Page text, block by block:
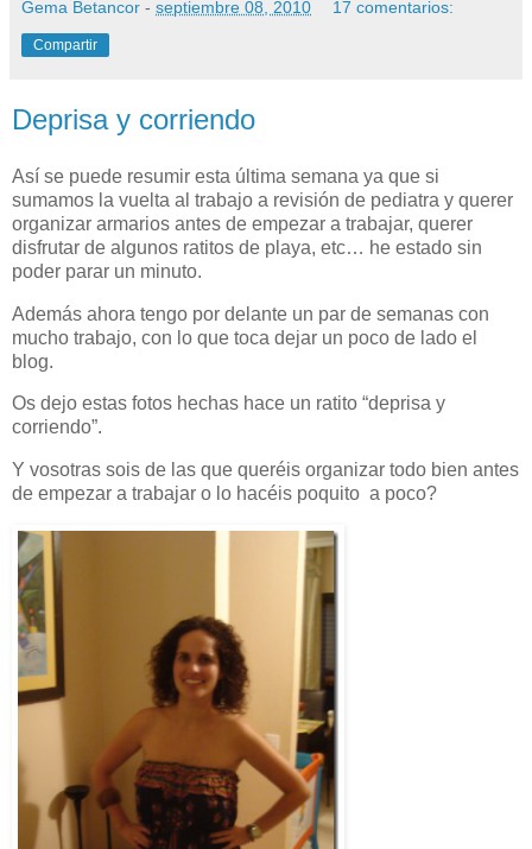
Gema Betancor - septiembre 08, 2010 17 comentarios:
Compartir
Deprisa y corriendo
Así se puede resumir esta última semana ya que si
sumamos la vuelta al trabajo a revisión de pediatra y querer
organizar armarios antes de empezar a trabajar, querer
disfrutar de algunos ratitos de playa, etc… he estado sin
poder parar un minuto.
Además ahora tengo por delante un par de semanas con
mucho trabajo, con lo que toca dejar un poco de lado el
blog.
Os dejo estas fotos hechas hace un ratito “deprisa y
corriendo”.
Y vosotras sois de las que queréis organizar todo bien antes
de empezar a trabajar o lo hacéis poquito a poco?